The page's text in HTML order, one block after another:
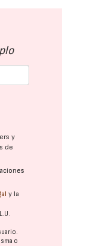
y
de
y la
o